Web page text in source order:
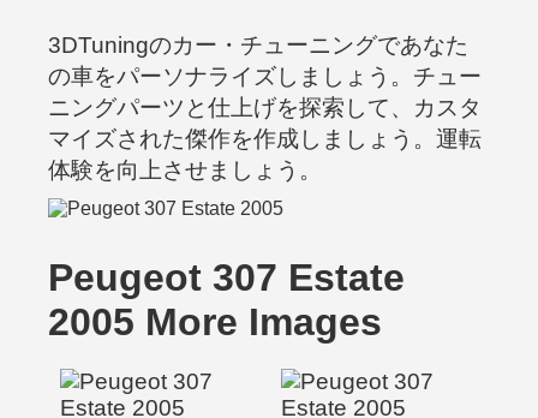
3DTuningのカー・チューニングであなた
の車をパーソナライズしましょう。チュー
ニングパーツと仕上げを探索して、カスタ
マイズされた傑作を作成しましょう。運転
体験を向上させましょう。
Peugeot 307 Estate
2005 More Images